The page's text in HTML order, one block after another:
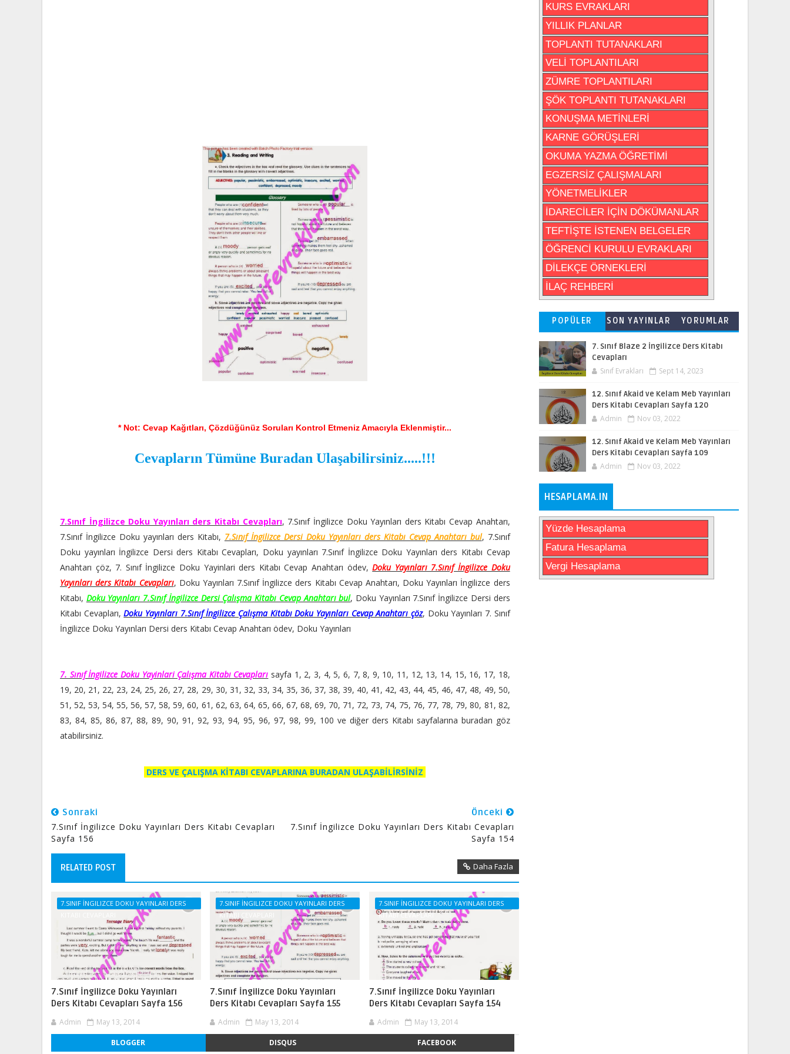
* Not: Cevap Kağıtları, Çözdüğünüz Soruları Kontrol Etmeniz Amacıyla Eklenmiştir...
Cevapların Tümüne Buradan Ulaşabilirsiniz.....!!!
7.Sınıf İngilizce Doku Yayınları ders Kitabı Cevapları, 7.Sınıf İngilizce Doku Yayınları ders Kitabı Cevap Anahtarı,
7.Sınıf İngilizce Doku yayınları ders Kitabı, 7.Sınıf İngilizce Dersi Doku Yayınları ders Kitabı Cevap Anahtarı bul, 7.Sınıf
Doku yayınları İngilizce Dersi ders Kitabı Cevapları, Doku yayınları 7.Sınıf İngilizce Doku Yayınları ders Kitabı Cevap
Anahtarı çöz, 7. Sınıf İngilizce Doku Yayinlari ders Kitabı Cevap Anahtarı ödev,Doku Yayınları 7.Sınıf İngilizce Doku
Yayınları ders Kitabı Cevapları, Doku Yayınları 7.Sınıf İngilizce ders Kitabı Cevap Anahtarı, Doku Yayınları İngilizce ders
Kitabı, Doku Yayınları 7.Sınıf İngilizce Dersi Çalışma Kitabı Cevap Anahtarı bul, Doku Yayınları 7.Sınıf İngilizce Dersi ders
Kitabı Cevapları,Doku Yayınları 7.Sınıf İngilizce Çalışma Kitabı Doku Yayınları Cevap Anahtarı çöz, Doku Yayınları 7. Sınıf
İngilizce Doku Yayınları Dersi ders Kitabı Cevap Anahtarı ödev, Doku Yayınları
7. Sınıf İngilizce Doku Yayinlari Çalışma Kitabı Cevapları sayfa 1, 2, 3, 4, 5, 6, 7, 8, 9, 10, 11, 12, 13, 14, 15, 16, 17, 18,
19, 20, 21, 22, 23, 24, 25, 26, 27, 28, 29, 30, 31, 32, 33, 34, 35, 36, 37, 38, 39, 40, 41, 42, 43, 44, 45, 46, 47, 48, 49, 50,
51, 52, 53, 54, 55, 56, 57, 58, 59, 60, 61, 62, 63, 64, 65, 66, 67, 68, 69, 70, 71, 72, 73, 74, 75, 76, 77, 78, 79, 80, 81, 82,
83, 84, 85, 86, 87, 88, 89, 90, 91, 92, 93, 94, 95, 96, 97, 98, 99, 100 ve diğer ders Kitabı sayfalarına buradan göz
atabilirsiniz.
DERS VE ÇALIŞMA KİTABI CEVAPLARINA BURADAN ULAŞABİLİRSİNİZ
Sonraki
7.Sınıf İngilizce Doku Yayınları Ders Kitabı Cevapları
Sayfa 156
Önceki
7.Sınıf İngilizce Doku Yayınları Ders Kitabı Cevapları
Sayfa 154
RELATED POST Daha Fazla
7.SINIF İNGILIZCE DOKU YAYINLARI DERS
7.Sınıf İngilizce Doku Yayınları
Ders Kitabı Cevapları Sayfa 156
Admin May 13, 2014
7.SINIF İNGILIZCE DOKU YAYINLARI DERS
KITABI CEVAPLARI
7.Sınıf İngilizce Doku Yayınları
Ders Kitabı Cevapları Sayfa 155
Admin May 13, 2014
7.SINIF İNGILIZCE DOKU YAYINLARI DERS
KITABI CEVAPLARI
7.Sınıf İngilizce Doku Yayınları
Ders Kitabı Cevapları Sayfa 154
Admin May 13, 2014
BLOGGER DISQUS FACEBOOK
KURS EVRAKLARI
YILLIK PLANLAR
TOPLANTI TUTANAKLARI
VELİ TOPLANTILARI
ZÜMRE TOPLANTILARI
ŞÖK TOPLANTI TUTANAKLARI
KONUŞMA METİNLERİ
KARNE GÖRÜŞLERİ
OKUMA YAZMA ÖĞRETİMİ
EGZERSİZ ÇALIŞMALARI
YÖNETMELİKLER
İDARECİLER İÇİN DÖKÜMANLAR
TEFTİŞTE İSTENEN BELGELER
ÖĞRENCİ KURULU EVRAKLARI
DİLEKÇE ÖRNEKLERİ
İLAÇ REHBERİ
POPÜLER SON YAYINLAR YORUMLAR
7. Sınıf Blaze 2 İngilizce Ders Kitabı
Cevapları
Sınıf Evrakları Sept 14, 2023
12. Sınıf Akaid ve Kelam Meb Yayınları
Ders Kitabı Cevapları Sayfa 120
Admin Nov 03, 2022
12. Sınıf Akaid ve Kelam Meb Yayınları
Ders Kitabı Cevapları Sayfa 109
Admin Nov 03, 2022
HESAPLAMA.IN
Yüzde Hesaplama
Fatura Hesaplama
Vergi Hesaplama